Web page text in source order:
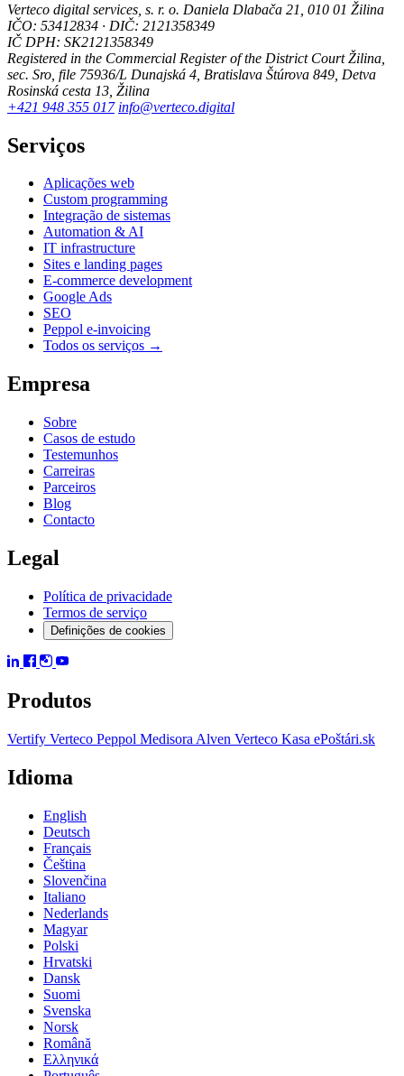
Verteco digital services, s. r. o. Daniela Dlabača 21, 010 01 Žilina
IČO: 53412834 · DIČ: 2121358349
IČ DPH: SK2121358349
Registered in the Commercial Register of the District Court Žilina,
sec. Sro, file 75936/L Dunajská 4, Bratislava Štúrova 849, Detva
Rosinská cesta 13, Žilina
+421 948 355 017 info@verteco.digital
Serviços
Aplicações web
Custom programming
Integração de sistemas
Automation & AI
IT infrastructure
Sites e landing pages
E-commerce development
Google Ads
SEO
Peppol e-invoicing
Todos os serviços →
Empresa
Sobre
Casos de estudo
Testemunhos
Carreiras
Parceiros
Blog
Contacto
Legal
Política de privacidade
Termos de serviço
Definições de cookies
Produtos
Vertify Verteco Peppol Medisora Alven Verteco Kasa ePoštári.sk
Idioma
English
Deutsch
Français
Čeština
Slovenčina
Italiano
Nederlands
Magyar
Polski
Hrvatski
Dansk
Suomi
Svenska
Norsk
Română
Ελληνικά